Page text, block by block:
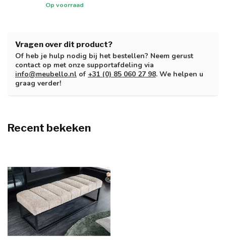
Op voorraad
Vragen over dit product?
Of heb je hulp nodig bij het bestellen? Neem gerust
contact op met onze supportafdeling via
info@meubello.nl of +31 (0) 85 060 27 98. We helpen u
graag verder!
Recent bekeken